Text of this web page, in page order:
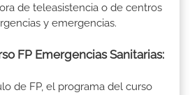
de teleasistencia o de centros
y emergencias.
FP Emergencias Sanitarias:
de FP, el programa del curso